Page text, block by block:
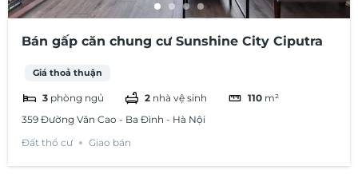
Bán gấp căn chung cư Sunshine City Ciputra
Giá thoả thuận
3 phòng ngủ 2 nhà vệ sinh 110 m²
359 Đường Văn Cao - Ba Đình - Hà Nội
Đất thổ cư
Giao bán